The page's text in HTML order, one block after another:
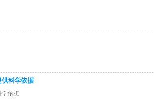
供科学依据
学依据